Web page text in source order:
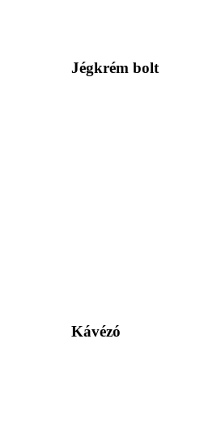
Jégkrém bolt
Kávézó